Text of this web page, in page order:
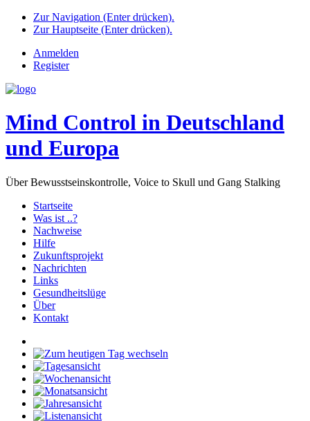
Zur Navigation (Enter drücken).
Zur Hauptseite (Enter drücken).
Anmelden
Register
Mind Control in Deutschland
und Europa
Über Bewusstseinskontrolle, Voice to Skull und Gang Stalking
Startseite
Was ist ..?
Nachweise
Hilfe
Zukunftsprojekt
Nachrichten
Links
Gesundheitslüge
Über
Kontakt